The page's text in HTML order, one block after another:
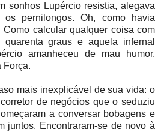
sonhos Lupércio resistia, alegava
pernilongos. Oh, como havia
Como calcular qualquer coisa com
graus e aquela infernal
amanheceu de mau humor,
Força.
mais inexplicável de sua vida: o
de negócios que o seduziu
a conversar bobagens e
juntos. Encontraram-se de novo à